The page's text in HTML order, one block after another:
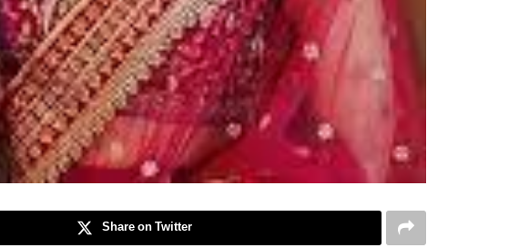
Share on Twitter